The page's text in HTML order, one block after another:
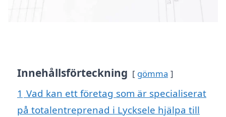
Innehållsförteckning gömma
1 Vad kan ett företag som är specialiserat
på totalentreprenad i Lycksele hjälpa till